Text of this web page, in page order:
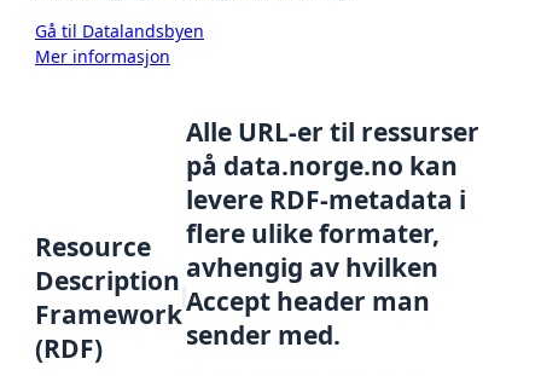
Gå til Datalandsbyen
Mer informasjon
Resource
Description
Framework
(RDF)
Alle URL-er til ressurser
på data.norge.no kan
levere RDF-metadata i
flere ulike formater,
avhengig av hvilken
Accept header man
sender med.